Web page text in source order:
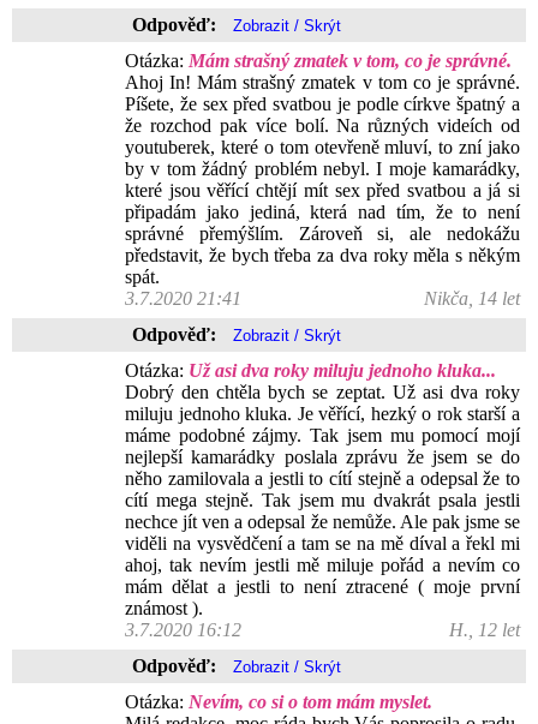
Odpověď:
Otázka: Mám strašný zmatek v tom, co je správné.
Ahoj In! Mám strašný zmatek v tom co je správné.
Píšete, že sex před svatbou je podle církve špatný a
že rozchod pak více bolí. Na různých videích od
youtuberek, které o tom otevřeně mluví, to zní jako
by v tom žádný problém nebyl. I moje kamarádky,
které jsou věřící chtějí mít sex před svatbou a já si
připadám jako jediná, která nad tím, že to není
správné přemýšlím. Zároveň si, ale nedokážu
představit, že bych třeba za dva roky měla s někým
spát.
3.7.2020 21:41
Nikča, 14 let
Odpověď:
Otázka: Už asi dva roky miluju jednoho kluka...
Dobrý den chtěla bych se zeptat. Už asi dva roky
miluju jednoho kluka. Je věřící, hezký o rok starší a
máme podobné zájmy. Tak jsem mu pomocí mojí
nejlepší kamarádky poslala zprávu že jsem se do
něho zamilovala a jestli to cítí stejně a odepsal že to
cítí mega stejně. Tak jsem mu dvakrát psala jestli
nechce jít ven a odepsal že nemůže. Ale pak jsme se
viděli na vysvědčení a tam se na mě díval a řekl mi
ahoj, tak nevím jestli mě miluje pořád a nevím co
mám dělat a jestli to není ztracené ( moje první
známost ).
3.7.2020 16:12
H., 12 let
Odpověď:
Otázka: Nevím, co si o tom mám myslet.